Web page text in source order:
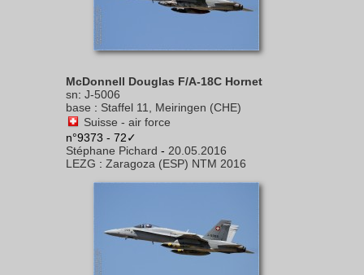
McDonnell Douglas F/A-18C Hornet
sn: J-5006
base : Staffel 11, Meiringen (CHE)
Suisse - air force
n°9373 - 72✓
Stéphane Pichard - 20.05.2016
LEZG : Zaragoza (ESP) NTM 2016